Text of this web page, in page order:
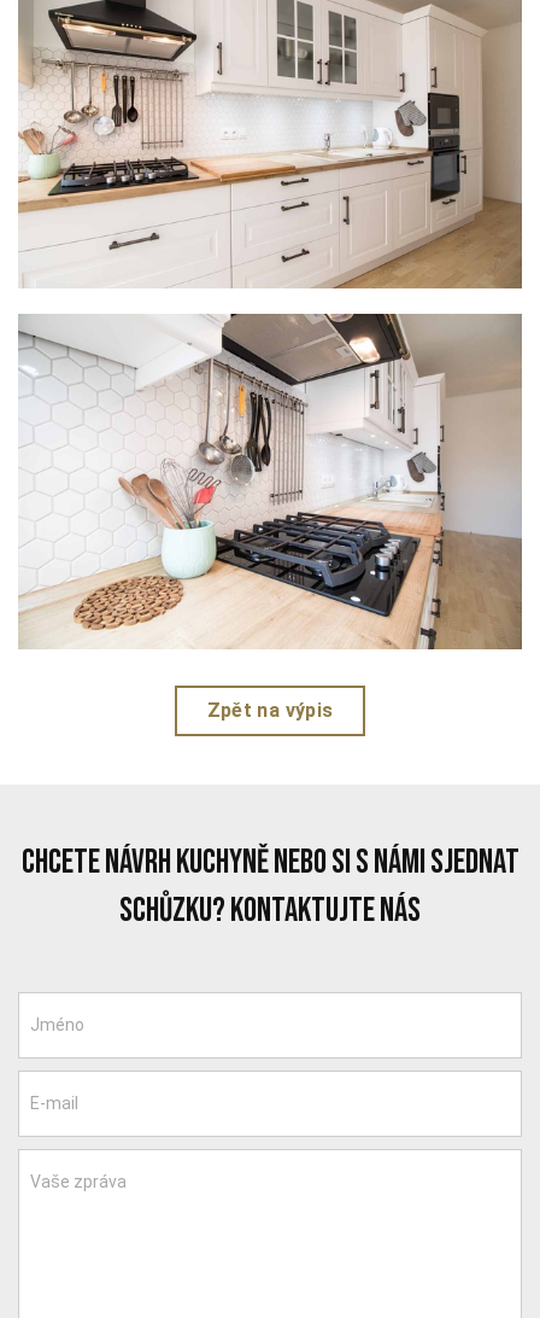
Zpět na výpis
chcete návrh kuchyně nebo si s námi sjednat
schůzku? Kontaktujte nás
Jméno
E-mail
Vaše zpráva